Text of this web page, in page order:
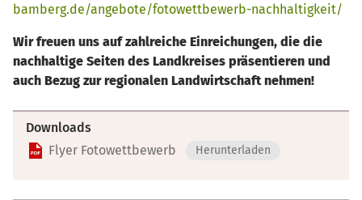
bamberg.de/angebote/fotowettbewerb-nachhaltigkeit/
Wir freuen uns auf zahlreiche Einreichungen, die die
nachhaltige Seiten des Landkreises präsentieren und
auch Bezug zur regionalen Landwirtschaft nehmen!
Downloads
Flyer Fotowettbewerb
Herunterladen